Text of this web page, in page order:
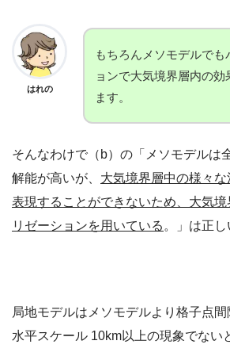
はれの
もちろんメソモデルで
ョンで大気境界層内の
ます。
そんなわけで（b）の「メソモデルは
解能が高いが、 大気境界層中の様々
表現することができないため、大気
リゼーションを用いている 。 」は正し
局地モデルは メソモデルより格子点間
水平スケール 10km以上の現象でない